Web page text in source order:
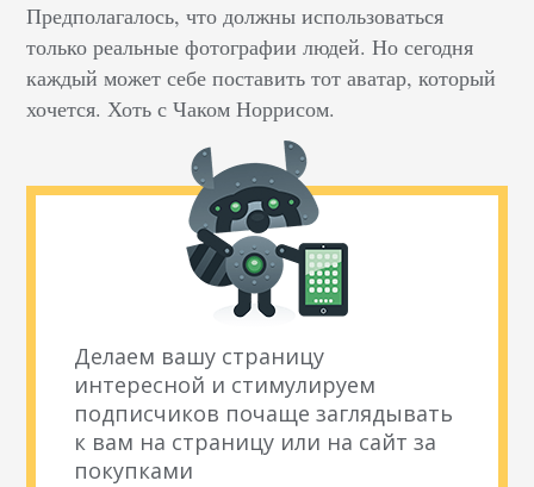
Предполагалось, что должны использоваться
только реальные фотографии людей. Но сегодня
каждый может себе поставить тот аватар, который
хочется. Хоть с Чаком Норрисом.
Делаем вашу страницу
интересной и стимулируем
подписчиков почаще заглядывать
к вам на страницу или на сайт за
покупками